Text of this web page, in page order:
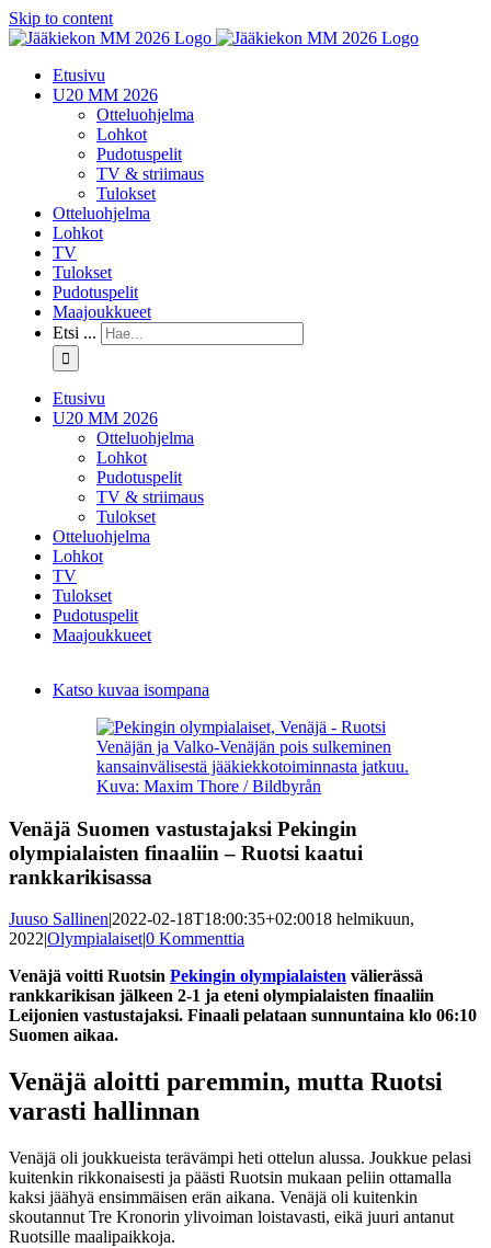
Skip to content
Etusivu
U20 MM 2026
Otteluohjelma
Lohkot
Pudotuspelit
TV & striimaus
Tulokset
Otteluohjelma
Lohkot
TV
Tulokset
Pudotuspelit
Maajoukkueet
Etsi ...
Etusivu
U20 MM 2026
Otteluohjelma
Lohkot
Pudotuspelit
TV & striimaus
Tulokset
Otteluohjelma
Lohkot
TV
Tulokset
Pudotuspelit
Maajoukkueet
Katso kuvaa isompana
Venäjän ja Valko-Venäjän pois sulkeminen
kansainvälisestä jääkiekkotoiminnasta jatkuu.
Kuva: Maxim Thore / Bildbyrån
Venäjä Suomen vastustajaksi Pekingin
olympialaisten finaaliin – Ruotsi kaatui
rankkarikisassa
Juuso Sallinen|2022-02-18T18:00:35+02:0018 helmikuun,
2022|Olympialaiset|0 Kommenttia
Venäjä voitti Ruotsin Pekingin olympialaisten välierässä
rankkarikisan jälkeen 2-1 ja eteni olympialaisten finaaliin
Leijonien vastustajaksi. Finaali pelataan sunnuntaina klo 06:10
Suomen aikaa.
Venäjä aloitti paremmin, mutta Ruotsi
varasti hallinnan
Venäjä oli joukkueista terävämpi heti ottelun alussa. Joukkue pelasi
kuitenkin rikkonaisesti ja päästi Ruotsin mukaan peliin ottamalla
kaksi jäähyä ensimmäisen erän aikana. Venäjä oli kuitenkin
skoutannut Tre Kronorin ylivoiman loistavasti, eikä juuri antanut
Ruotsille maalipaikkoja.